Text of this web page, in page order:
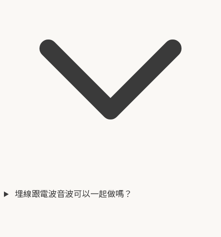
埋線跟電波音波可以一起做嗎？